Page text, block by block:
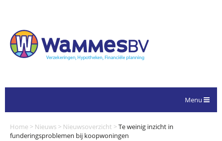
Menu
Home > Nieuws > Nieuwsoverzicht >Te weinig inzicht in
funderingsproblemen bij koopwoningen